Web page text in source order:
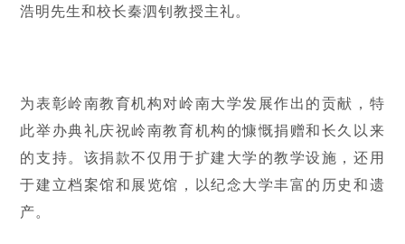
浩明先生和校长秦泗钊教授主礼。
为表彰岭南教育机构对岭南大学发展作出的贡献，特
此举办典礼庆祝岭南教育机构的慷慨捐赠和长久以来
的支持。该捐款不仅用于扩建大学的教学设施，还用
于建立档案馆和展览馆，以纪念大学丰富的历史和遗
产。